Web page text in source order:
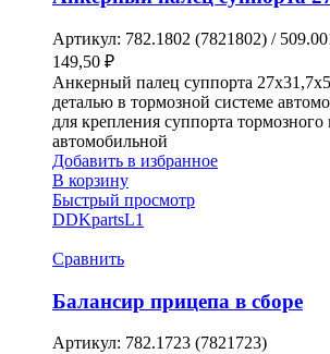
Артикул: 782.1802 (7821802) /
149,50 ₽
Анкерный палец суппорта
деталью в тормозной системе
для крепления суппорта
автомобильной
Добавить в избранное
В корзину
Быстрый просмотр
DDKpartsL1
Сравнить
Балансир прицепа в сборе
Артикул: 782.1723 (7821723)